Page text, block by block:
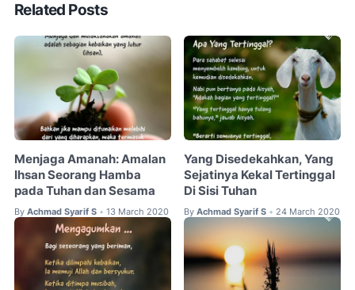
Related Posts
Menjaga Amanah: Amalan
Ihsan Seorang Hamba
pada Tuhan dan Sesama
By Achmad Syarif S • 13 March 2020
Yang Disedekahkan, Yang
Sejatinya Kekal Tertinggal
Di Sisi Tuhan
By Achmad Syarif S • 24 March 2020